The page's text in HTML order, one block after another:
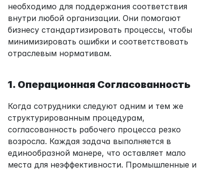
необходимо для поддержания соответствия
внутри любой организации. Они помогают
бизнесу стандартизировать процессы, чтобы
минимизировать ошибки и соответствовать
отраслевым нормативам.
1. Операционная Согласованность
Когда сотрудники следуют одним и тем же
структурированным процедурам,
согласованность рабочего процесса резко
возросла. Каждая задача выполняется в
единообразной манере, что оставляет мало
места для неэффективности. Промышленные и